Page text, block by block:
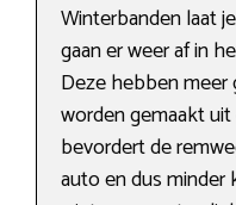
Winterbanden laat
gaan er weer af in
Deze hebben
worden gemaakt
bevordert de
auto en dus